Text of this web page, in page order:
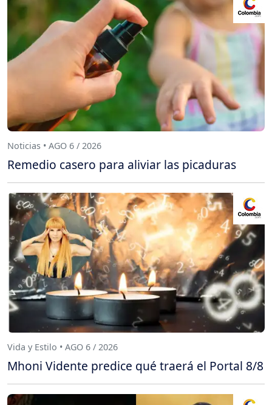
Noticias • AGO 6 / 2026
Remedio casero para aliviar las picaduras
Vida y Estilo • AGO 6 / 2026
Mhoni Vidente predice qué traerá el Portal 8/8